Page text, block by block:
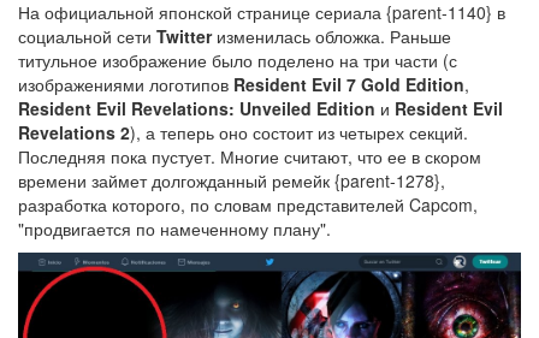
На официальной японской странице сериала {parent-1140} в
социальной сети Twitterизменилась обложка. Раньше
титульное изображение было поделено на три части (с
изображениями логотипов Resident Evil 7 Gold Edition,
Resident Evil Revelations: Unveiled Edition и Resident Evil
Revelations 2), а теперь оно состоит из четырех секций.
Последняя пока пустует. Многие считают, что ее в скором
времени займет долгожданный ремейк {parent-1278},
разработка которого, по словам представителей Capcom,
"продвигается по намеченному плану".